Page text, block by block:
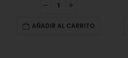
AÑADIR AL CARRITO